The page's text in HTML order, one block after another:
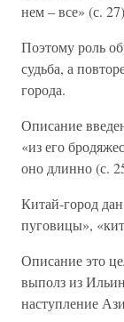
нем – все» (с.
Поэтому роль
судьба, а
города.
Описание
«из его
оно длинно (с.
Китай-город
пуговицы»,
Описание это
выполз из
наступление